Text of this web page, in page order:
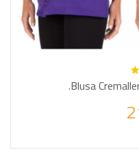
.Blusa